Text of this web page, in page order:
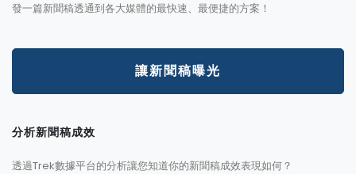
發一篇新聞稿透通到各大媒體的最快速、最便捷的方案！
讓新聞稿曝光
分析新聞稿成效
透過Trek數據平台的分析讓您知道你的新聞稿成效表現如何？